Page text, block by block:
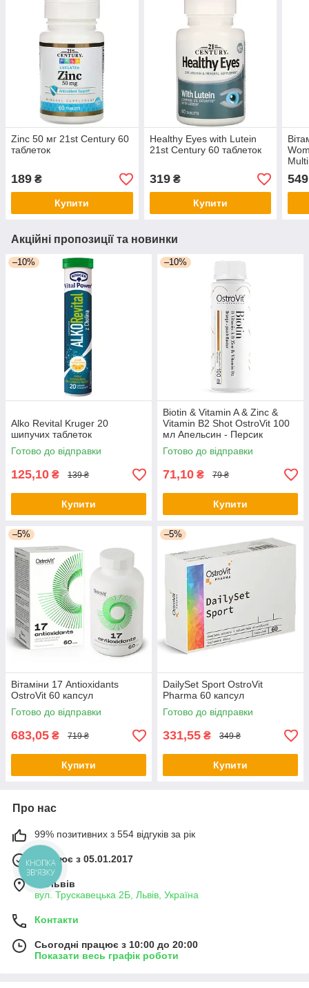
Zinc 50 мг 21st Century 60
таблеток
189 ₴
Купити
Healthy Eyes with Lutein
21st Century 60 таблеток
319₴
Купити
100
549
Акційні пропозиції та новинки
–10%
Alko Revital Kruger 20
шипучих таблеток
Готово до відправки
125,10 ₴ 139 ₴
Купити
–10%
Biotin & Vitamin A & Zinc &
Vitamin B2 Shot OstroVit 100
мл Апельсин - Персик
Готово до відправки
71,10 ₴ 79 ₴
Купити
–5%
Вітаміни 17 Antioxidants
OstroVit 60 капсул
Готово до відправки
683,05 ₴ 719 ₴
Купити
–5%
DailySet Sport OstroVit
Pharma 60 капсул
Готово до відправки
331,55 ₴ 349 ₴
Купити
Про нас
99% позитивних з 554 відгуків за рік
Працює з 05.01.2017
м. Львів
вул. Трускавецька 2Б, Львів, Україна
Контакти
Сьогодні працює з 10:00 до 20:00
Показати весь графік роботи
КНОПКА
ЗВ'ЯЗКУ